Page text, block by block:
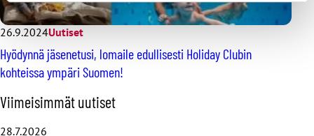
26.9.2024Uutiset
Hyödynnä jäsenetusi, lomaile edullisesti Holiday Clubin
kohteissa ympäri Suomen!
O
h
i
Viimeisimmät uutiset
28.7.2026